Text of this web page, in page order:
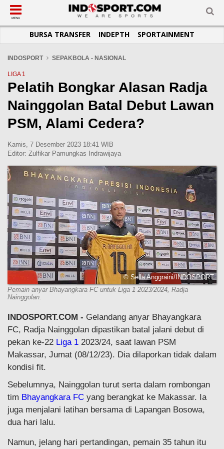
SUB-MENU
SEPAKBOLA
LIGA INGGRIS
LIGA ITALIA
LIGA SPANYOL
LIGA JERMAN
LIGA PRANCIS
SUB-MENU
SPORTAINMENT
SUB-MENU
OTOMOTIF
OTOMANIA
SUB-MENU
BASKET
FUTSAL
OLIMPIK
E-SPORT
SUB-MENU
JADWAL
SUB-MENU
TOPIK HARI INI
INFOGRAFIS
GALERI FOTO
TEMPAT OLAHRAGA
KOMUNITAS SEHAT
MENU
BURSA TRANSFER INDEPTH SPORTAINMENT
INDOSPORT SEPAKBOLA - NASIONAL
LIGA 1
Pelatih Bongkar Alasan Radja
Nainggolan Batal Debut Lawan
PSM, Alami Cedera?
Kamis, 7 Desember 2023 18:41 WIB
Editor: Zulfikar Pamungkas Indrawijaya
© Sella Anggraini/INDOSPORT
Pemain anyar Bhayangkara FC untuk Liga 1 2023/2024, Radja
Nainggolan.
INDOSPORT.COM - Gelandang anyar Bhayangkara
FC, Radja Nainggolan dipastikan batal jalani debut di
pekan ke-22 Liga 1 2023/24, saat lawan PSM
Makassar, Jumat (08/12/23). Dia dilaporkan tidak dalam
kondisi fit.
Sebelumnya, Nainggolan turut serta dalam rombongan
tim Bhayangkara FC yang berangkat ke Makassar. Ia
juga menjalani latihan bersama di Lapangan Bosowa,
dua hari lalu.
Namun, jelang hari pertandingan, pemain 35 tahun itu